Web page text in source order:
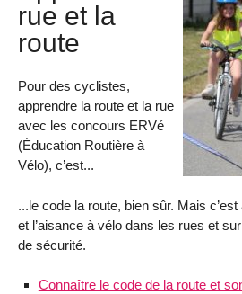
rue et la
route
Pour des cyclistes,
apprendre la route et la rue
avec les concours ERVé
(Éducation Routière à
Vélo), c’est...
...le code la route, bien sûr. Mais
et l’aisance à vélo dans les rues et
de sécurité.
Connaître le code de la route et